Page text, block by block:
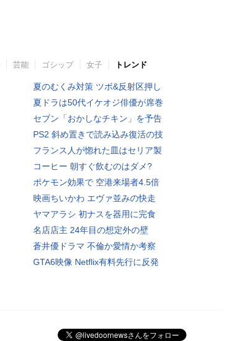
芸能 ゴシップ 女子 トレンド
夏のむくみ対策 ツボ&反射区押し
夏ドラは50代イケオジ俳優が席巻
セブン「おかしなチキン」を予告
PS2 斜め置きで読み込み復活の技
フランス人が惚れた皿はセリア製
コーヒー 朝すぐ飲むのはダメ?
ポケモン効果で 空港来場者4.5倍
映画ちいかわ エヴァ並みの快走
ヤマアラシ 初ナスを器用に完食
名店店主 24年目の想定外の壁
蒼井優ドラマ 不倫か愛情か考察
GTA6映像 Netflix有料先行に反発